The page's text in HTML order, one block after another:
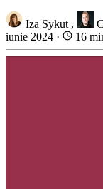
Iza Sykut ,
iunie 2024 · 16